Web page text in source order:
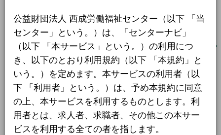
20日間 4件
30日間 11件
31日間 2件
2ヶ月間 3件
6ヶ月間 6件
1年間 2件
NEWS アーカイブ
2026.08.01 その他
【必見！】人材をお探しの事業主のみなさまへ
2026.08.01
公益財団法人 西成労働福祉センター（以下 「当
センター」という。）は、「センターナビ」
（以下 「本サービス」という。）の利用につ
き、以下のとおり利用規約（以下 「本規約」と
いう。）を定めます。本サービスの利用者（以
下 「利用者」という。）は、予め本規約に同意
の上、本サービスを利用するものとします。利
用者とは、求人者、求職者、その他この本サー
ビスを利用する全ての者を指します。